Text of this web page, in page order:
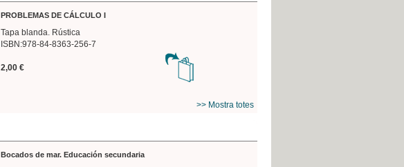
PROBLEMAS DE CÁLCULO I
Tapa blanda. Rústica
ISBN:978-84-8363-256-7
2,00 €
>> Mostra totes
Bocados de mar. Educación secundaria